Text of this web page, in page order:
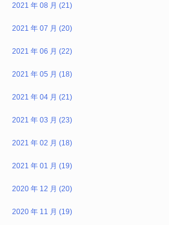
2021 年 08 月 (21)
2021 年 07 月 (20)
2021 年 06 月 (22)
2021 年 05 月 (18)
2021 年 04 月 (21)
2021 年 03 月 (23)
2021 年 02 月 (18)
2021 年 01 月 (19)
2020 年 12 月 (20)
2020 年 11 月 (19)